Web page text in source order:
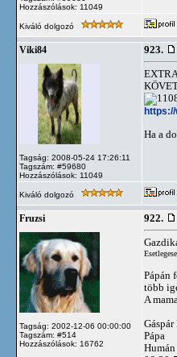
Hozzászólások: 11049
Kiváló dolgozó
Viki84
Tagság: 2008-05-24 17:26:11
Tagszám: #59680
Hozzászólások: 11049
923.
https://
Ha a
Kiváló dolgozó
Fruzsi
Tagság: 2002-12-06 00:00:00
Tagszám: #514
Hozzászólások: 16762
922.
Pápán
több
A
Pápa